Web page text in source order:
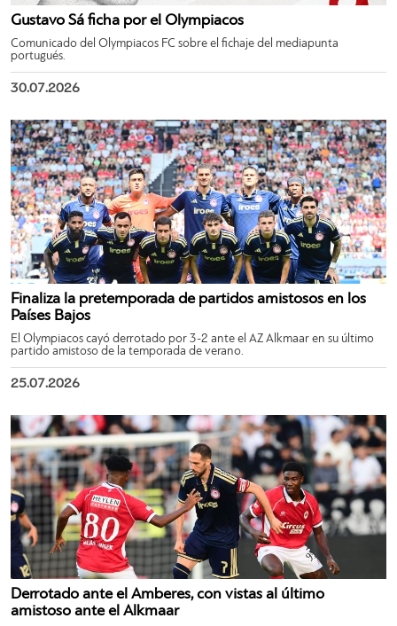
Gustavo Sá ficha por el Olympiacos
Comunicado del Olympiacos FC sobre el fichaje del mediapunta
portugués.
30.07.2026
Finaliza la pretemporada de partidos amistosos en los
Países Bajos
El Olympiacos cayó derrotado por 3-2 ante el AZ Alkmaar en su último
partido amistoso de la temporada de verano.
25.07.2026
Derrotado ante el Amberes, con vistas al último
amistoso ante el Alkmaar